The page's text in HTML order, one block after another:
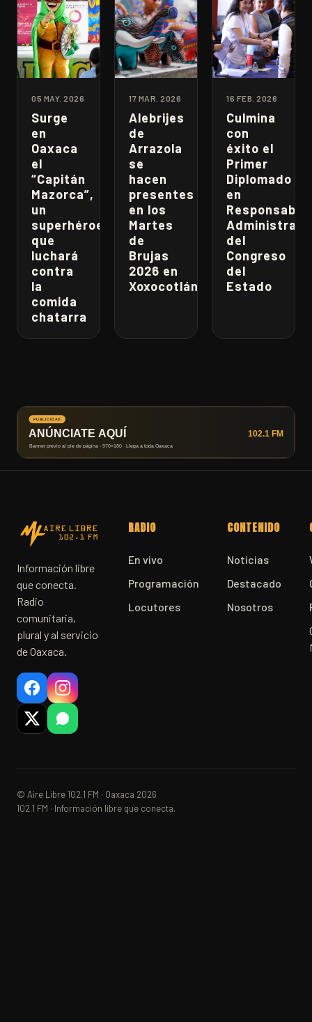
05 MAY. 2026
Surge
en
Oaxaca
el
“Capitán
Mazorca”,
un
superhéroe
que
luchará
contra
la
comida
chatarra
17 MAR. 2026
Alebrijes
de
Arrazola
se
hacen
presentes
en los
Martes
de
Brujas
2026 en
Xoxocotlán
16 FEB. 2026
Culmina
con
éxito el
Primer
Diplomado
en
del
Congreso
del
Estado
Información libre
que conecta.
Radio
comunitaria,
plural y al servicio
de Oaxaca.
RADIO
En vivo
Programación
Locutores
CONTENIDO
Noticias
Destacado
Nosotros
© Aire Libre 102.1 FM · Oaxaca 2026
102.1 FM · Información libre que conecta.